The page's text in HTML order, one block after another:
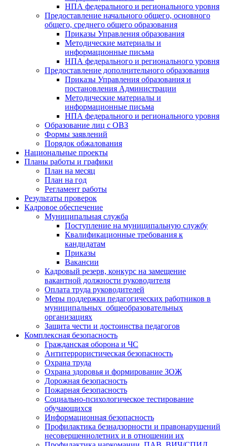
НПА федерального и регионального уровня
Предоставление начального общего, основного
общего, среднего общего образования
Приказы Управления образования
Методические материалы и
информационные письма
НПА федерального и регионального уровня
Предоставление дополнительного образования
Приказы Управления образования и
постановления Администрации
Методические материалы и
информационные письма
НПА федерального и регионального уровня
Образование лиц с ОВЗ
Формы заявлений
Порядок обжалования
Национальные проекты
Планы работы и графики
План на месяц
План на год
Регламент работы
Результаты проверок
Кадровое обеспечение
Муниципальная служба
Поступление на муниципальную службу
Квалификационные требования к
кандидатам
Приказы
Вакансии
Кадровый резерв, конкурс на замещение
вакантной должности руководителя
Оплата труда руководителей
Меры поддержки педагогических работников в
муниципальных общеобразовательных
организациях
Защита чести и достоинства педагогов
Комплексная безопасность
Гражданская оборона и ЧС
Антитеррористическая безопасность
Охрана труда
Охрана здоровья и формирование ЗОЖ
Дорожная безопасность
Пожарная безопасность
Социально-психологическое тестирование
обучающихся
Информационная безопасность
Профилактика безнадзорности и правонарушений
несовершеннолетних и в отношении их